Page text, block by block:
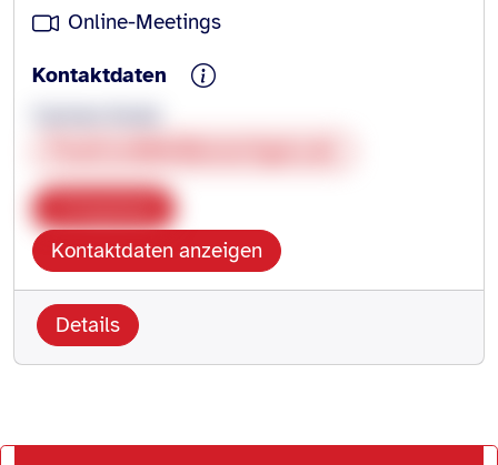
Online-Meetings
Kontaktdaten
Kontaktdaten anzeigen
Details